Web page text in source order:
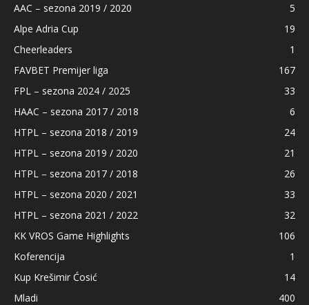
AAC – sezona 2019 / 2020
5
Alpe Adria Cup
19
Cheerleaders
1
FAVBET Premijer liga
167
FPL – sezona 2024 / 2025
33
HAAC – sezona 2017 / 2018
6
HTPL – sezona 2018 / 2019
24
HTPL – sezona 2019 / 2020
21
HTPL – sezona 2017 / 2018
26
HTPL – sezona 2020 / 2021
33
HTPL – sezona 2021 / 2022
32
KK VROS Game Highlights
106
Koferencija
1
Kup Krešimir Ćosić
14
Mladi
400